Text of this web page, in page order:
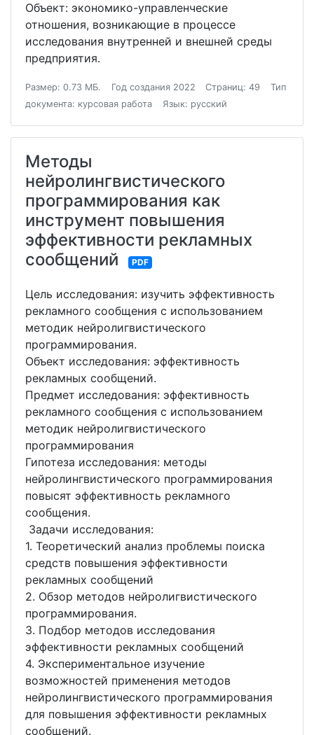
Объект: экономико-управленческие
отношения, возникающие в процессе
исследования внутренней и внешней среды
предприятия.
Размер: 0.73 МБ. Год создания 2022 Страниц: 49
Тип
документа: курсовая работа
Язык: русский
Методы
нейролингвистического
программирования как
инструмент повышения
эффективности рекламных
сообщений
PDF
Цель исследования: изучить эффективность
рекламного сообщения с использованием
методик нейролигвистического
программирования.
Объект исследования: эффективность
рекламных сообщений.
Предмет исследования: эффективность
рекламного сообщения с использованием
методик нейролигвистического
программирования
Гипотеза исследования: методы
нейролингвистического программирования
повысят эффективность рекламного
сообщения.
Задачи исследования:
1. Теоретический анализ проблемы поиска
средств повышения эффективности
рекламных сообщений
2. Обзор методов нейролигвистического
программирования.
3. Подбор методов исследования
эффективности рекламных сообщений
4. Экспериментальное изучение
возможностей применения методов
нейролингвистического программирования
для повышения эффективности рекламных
сообщений.